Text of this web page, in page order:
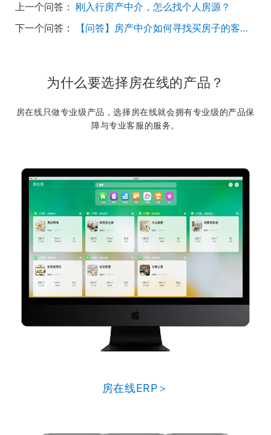
上一个问答： 刚入行房产中介，怎么找个人房源？
下一个问答：
【问答】房产中介如何寻找买房子的客源？
为什么要选择房在线的产品？
房在线只做专业级产品，选择房在线就会拥有专业级的产品保
障与专业客服的服务。
房在线ERP＞